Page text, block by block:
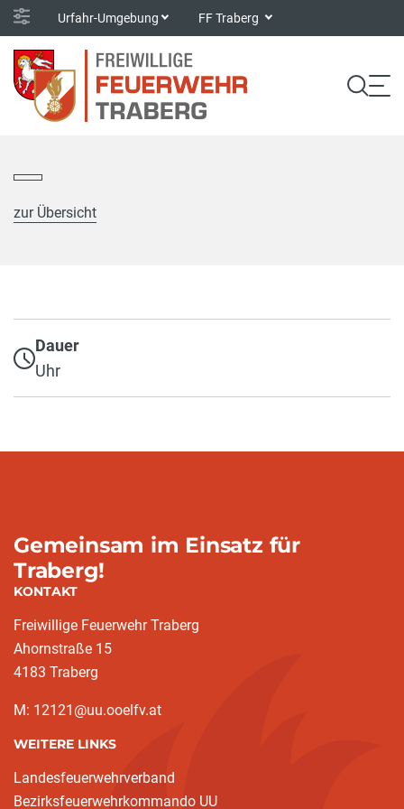
Urfahr-Umgebung FF Traberg
zur Übersicht
Dauer
Uhr
Gemeinsam im Einsatz für
Traberg!
KONTAKT
Freiwillige Feuerwehr Traberg
Ahornstraße 15
4183 Traberg
M: 12121@uu.ooelfv.at
WEITERE LINKS
Landesfeuerwehrverband
Bezirksfeuerwehrkommando UU